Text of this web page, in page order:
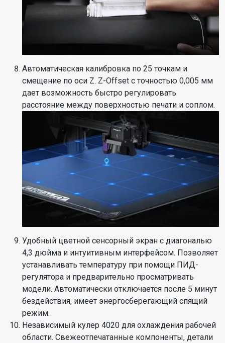
Автоматическая калибровка по 25 точкам и
смещение по оси Z. Z-Offset с точностью 0,005 мм
дает возможность быстро регулировать
расстояние между поверхностью печати и соплом.
Удобный цветной сенсорный экран с диагональю
4,3 дюйма и интуитивным интерфейсом. Позволяет
устанавливать температуру при помощи ПИД-
регулятора и предварительно просматривать
модели. Автоматически отключается после 5 минут
бездействия, имеет энергосберегающий спящий
режим.
Независимый кулер 4020 для охлаждения рабочей
области. Свежеотпечатанные компоненты, детали